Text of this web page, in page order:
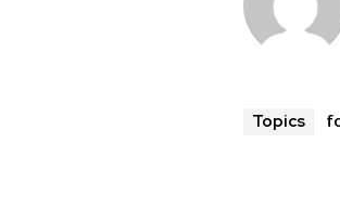
Topics